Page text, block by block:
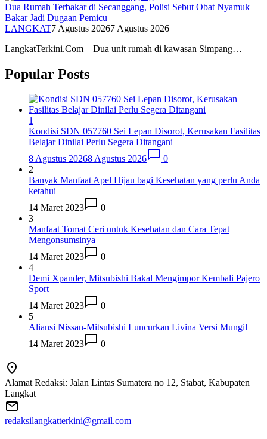
Dua Rumah Terbakar di Secanggang, Polisi Sebut Obat Nyamuk
Bakar Jadi Dugaan Pemicu
LANGKAT7 Agustus 20267 Agustus 2026
LangkatTerkini.Com – Dua unit rumah di kawasan Simpang…
Popular Posts
1
Kondisi SDN 057760 Sei Lepan Disorot, Kerusakan Fasilitas
Belajar Dinilai Perlu Segera Ditangani
8 Agustus 20268 Agustus 2026
0
2
Banyak Manfaat Apel Hijau bagi Kesehatan yang perlu Anda
ketahui
14 Maret 2023
0
3
Manfaat Tomat Ceri untuk Kesehatan dan Cara Tepat
Mengonsumsinya
14 Maret 2023
0
4
Demi Xpander, Mitsubishi Bakal Mengimpor Kembali Pajero
Sport
14 Maret 2023
0
5
Aliansi Nissan-Mitsubishi Luncurkan Livina Versi Mungil
14 Maret 2023
0
Alamat Redaksi: Jalan Lintas Sumatera no 12, Stabat, Kabupaten
Langkat
redaksilangkatterkini@gmail.com